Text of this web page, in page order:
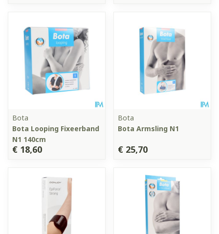
Bota
Bota Looping Fixeerband
N1 140cm
€ 18,60
Bota
Bota Armsling N1
€ 25,70